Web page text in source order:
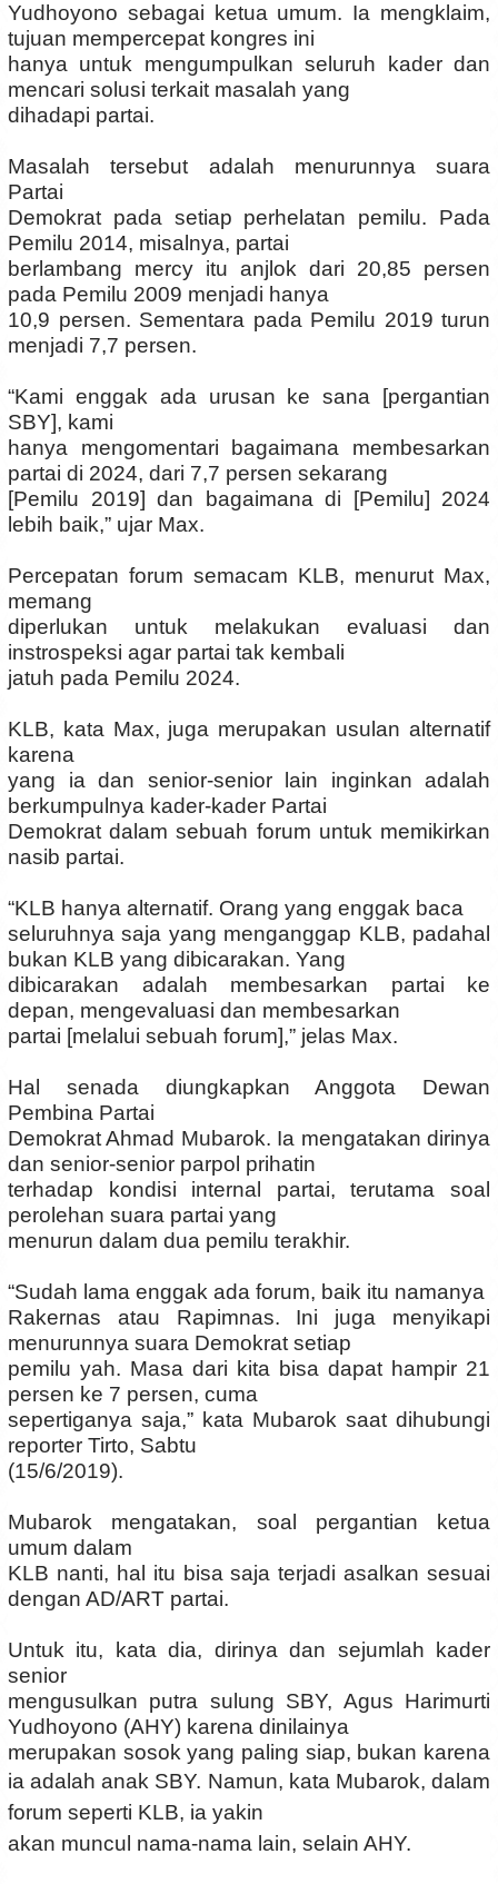
Yudhoyono sebagai ketua umum. Ia mengklaim,
tujuan mempercepat kongres ini
hanya untuk mengumpulkan seluruh kader dan
mencari solusi terkait masalah yang
dihadapi partai.
Masalah tersebut adalah menurunnya suara
Partai
Demokrat pada setiap perhelatan pemilu. Pada
Pemilu 2014, misalnya, partai
berlambang mercy itu anjlok dari 20,85 persen
pada Pemilu 2009 menjadi hanya
10,9 persen. Sementara pada Pemilu 2019 turun
menjadi 7,7 persen.
“Kami enggak ada urusan ke sana [pergantian
SBY], kami
hanya mengomentari bagaimana membesarkan
partai di 2024, dari 7,7 persen sekarang
[Pemilu 2019] dan bagaimana di [Pemilu] 2024
lebih baik,” ujar Max.
Percepatan forum semacam KLB, menurut Max,
memang
diperlukan untuk melakukan evaluasi dan
instrospeksi agar partai tak kembali
jatuh pada Pemilu 2024.
KLB, kata Max, juga merupakan usulan alternatif
karena
yang ia dan senior-senior lain inginkan adalah
berkumpulnya kader-kader Partai
Demokrat dalam sebuah forum untuk memikirkan
nasib partai.
“KLB hanya alternatif. Orang yang enggak baca
seluruhnya saja yang menganggap KLB, padahal
bukan KLB yang dibicarakan. Yang
dibicarakan adalah membesarkan partai ke
depan, mengevaluasi dan membesarkan
partai [melalui sebuah forum],” jelas Max.
Hal senada diungkapkan Anggota Dewan
Pembina Partai
Demokrat Ahmad Mubarok. Ia mengatakan dirinya
dan senior-senior parpol prihatin
terhadap kondisi internal partai, terutama soal
perolehan suara partai yang
menurun dalam dua pemilu terakhir.
“Sudah lama enggak ada forum, baik itu namanya
Rakernas atau Rapimnas. Ini juga menyikapi
menurunnya suara Demokrat setiap
pemilu yah. Masa dari kita bisa dapat hampir 21
persen ke 7 persen, cuma
sepertiganya saja,” kata Mubarok saat dihubungi
reporter Tirto, Sabtu
(15/6/2019).
Mubarok mengatakan, soal pergantian ketua
umum dalam
KLB nanti, hal itu bisa saja terjadi asalkan sesuai
dengan AD/ART partai.
Untuk itu, kata dia, dirinya dan sejumlah kader
senior
mengusulkan putra sulung SBY, Agus Harimurti
Yudhoyono (AHY) karena dinilainya
merupakan sosok yang paling siap, bukan karena
ia adalah anak SBY. Namun, kata Mubarok, dalam
forum seperti KLB, ia yakin
akan muncul nama-nama lain, selain AHY.